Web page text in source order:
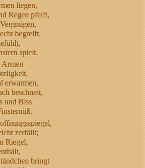
liegen,
Regen pfeift,
begreift,
spielt.
Armen
erwarmen,
beschneit,
und Biss
zerfällt;
Riegel,
bringt